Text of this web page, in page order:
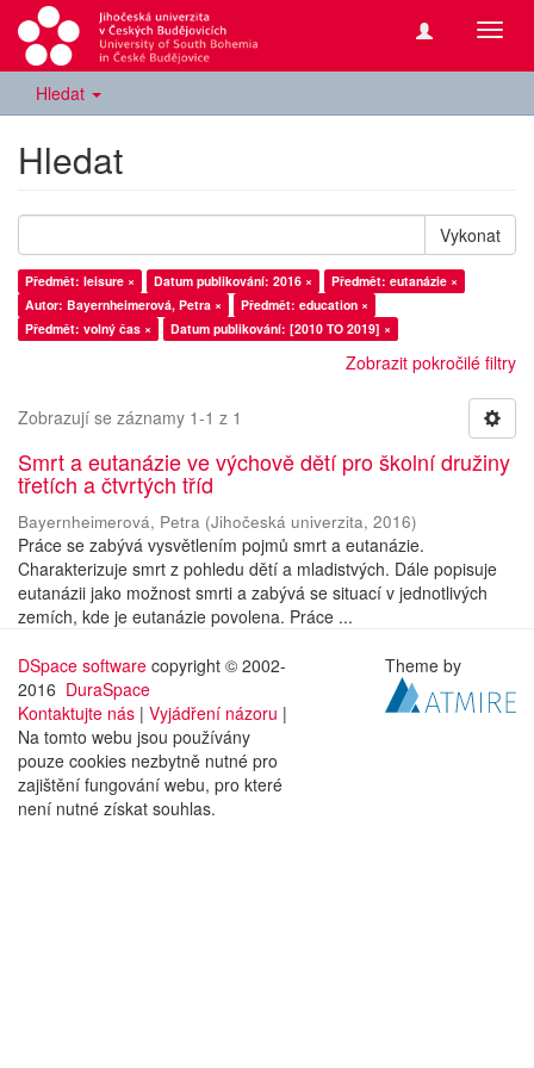
Hledat
Hledat
Vykonat
Předmět: leisure × Datum publikování: 2016 ×
Předmět: eutanázie ×
Autor: Bayernheimerová, Petra ×
Předmět: education ×
Předmět: volný čas ×
Datum publikování: [2010 TO 2019] ×
Zobrazit pokročilé filtry
Zobrazují se záznamy 1-1 z 1
Smrt a eutanázie ve výchově dětí pro školní družiny
třetích a čtvrtých tříd
Bayernheimerová, Petra (Jihočeská univerzita, 2016)
Práce se zabývá vysvětlením pojmů smrt a eutanázie.
Charakterizuje smrt z pohledu dětí a mladistvých. Dále popisuje
eutanázii jako možnost smrti a zabývá se situací v jednotlivých
zemích, kde je eutanázie povolena. Práce ...
DSpace software copyright © 2002-
2016 DuraSpace
Kontaktujte nás | Vyjádření názoru |
Na tomto webu jsou používány
pouze cookies nezbytně nutné pro
zajištění fungování webu, pro které
není nutné získat souhlas.
Theme by